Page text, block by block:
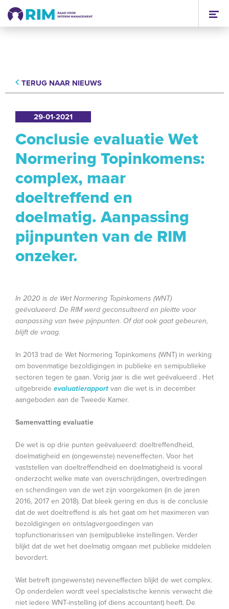
TERUG NAAR NIEUWS
29-01-2021
Conclusie evaluatie Wet
Normering Topinkomens:
complex, maar
doeltreffend en
doelmatig. Aanpassing
pijnpunten van de RIM
onzeker.
In 2020 is de Wet Normering Topinkomens (WNT)
geëvalueerd. De RIM werd geconsulteerd en pleitte voor
aanpassing van twee pijnpunten. Of dat ook gaat gebeuren,
blijft de vraag.
In 2013 trad de Wet Normering Topinkomens (WNT) in werking
om bovenmatige bezoldigingen in publieke en semipublieke
sectoren tegen te gaan. Vorig jaar is die wet geëvalueerd . Het
uitgebreide evaluatierapport van die wet is in december
aangeboden aan de Tweede Kamer.
Samenvatting evaluatie
De wet is op drie punten geëvalueerd: doeltreffendheid,
doelmatigheid en (ongewenste) neveneffecten. Voor het
vaststellen van doeltreffendheid en doelmatigheid is vooral
onderzocht welke mate van overschrijdingen, overtredingen
en schendingen van de wet zijn voorgekomen (in de jaren
2016, 2017 en 2018). Dat bleek gering en dus is de conclusie
dat de wet doeltreffend is als het gaat om het maximeren van
bezoldigingen en ontslagvergoedingen van
topfunctionarissen van (semi)publieke instellingen. Verder
blijkt dat de wet het doelmatig omgaan met publieke middelen
bevordert.
Wat betreft (ongewenste) neveneffecten blijkt de wet complex.
Op onderdelen wordt veel specialistische kennis verwacht die
niet iedere WNT-instelling (of diens accountant) heeft. De